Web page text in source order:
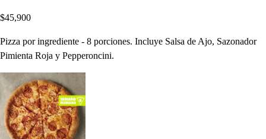
$45,900
Pizza por ingrediente - 8 porciones. Incluye Salsa de Ajo, Sazonador
Pimienta Roja y Pepperoncini.